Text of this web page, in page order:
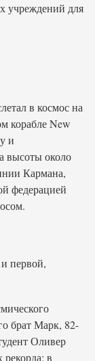
учреждений для
в космос на
корабле New
и
высоты около
Кармана,
федерацией
первой,
брат Марк, 82-
Оливер
в